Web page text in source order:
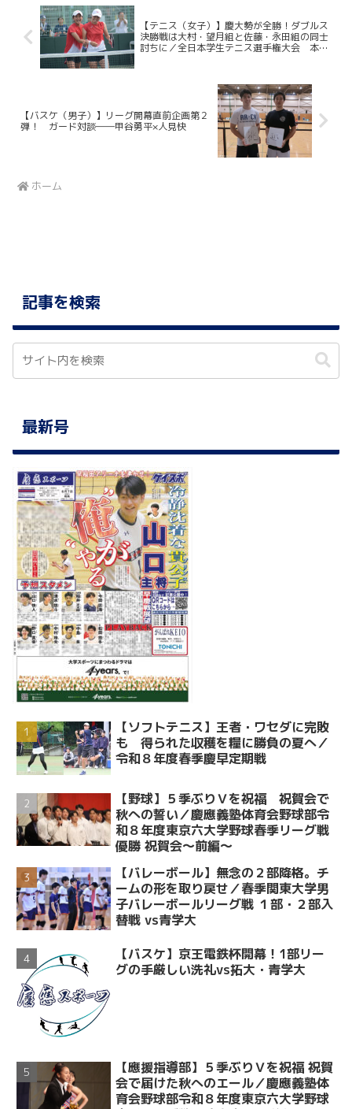
【テニス（女子）】慶大勢が全勝！ダブルス
決勝戦は大村・望月組と佐藤・永田組の同士
討ちに／全日本学生テニス選手権大会 本戦
【バスケ（男子）】リーグ開幕直前企画第２
弾！ ガード対談――甲谷勇平×人見快
ホーム
記事を検索
最新号
【ソフトテニス】王者・ワセダに完敗
も 得られた収穫を糧に勝負の夏へ／
令和８年度春季慶早定期戦
【野球】５季ぶりＶを祝福 祝賀会で
秋への誓い／慶應義塾体育会野球部令
和８年度東京六大学野球春季リーグ戦
優勝 祝賀会～前編～
【バレーボール】無念の２部降格。チ
ームの形を取り戻せ／春季関東大学男
子バレーボールリーグ戦 １部・２部入
替戦 vs青学大
【バスケ】京王電鉄杯開幕！1部リー
グの手厳しい洗礼vs拓大・青学大
【應援指導部】５季ぶりＶを祝福 祝賀
会で届けた秋へのエール／慶應義塾体
育会野球部令和８年度東京六大学野球